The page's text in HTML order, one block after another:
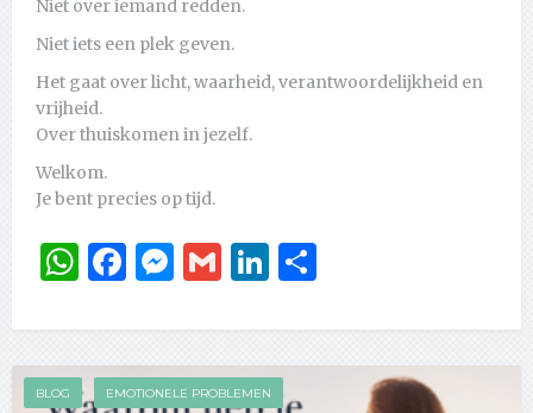
Niet over iemand redden.
Niet iets een plek geven.
Het gaat over licht, waarheid, verantwoordelijkheid en
vrijheid.
Over thuiskomen in jezelf.
Welkom.
Je bent precies op tijd.
WhatsApp
Facebook
Messenger
GmailLinkedIn
BLOG EMOTIONELE PROBLEMEN